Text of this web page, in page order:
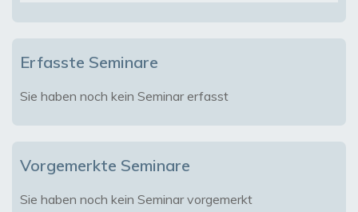
Erfasste Seminare
Sie haben noch kein Seminar erfasst
Vorgemerkte Seminare
Sie haben noch kein Seminar vorgemerkt